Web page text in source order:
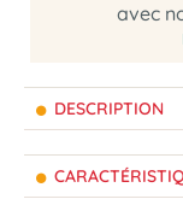
avec
DESCRIPTION